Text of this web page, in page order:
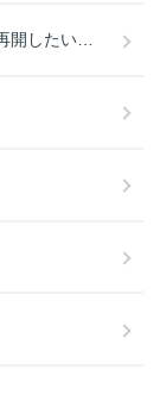
一時停止していたお得にお届け便のコースを再開したいです